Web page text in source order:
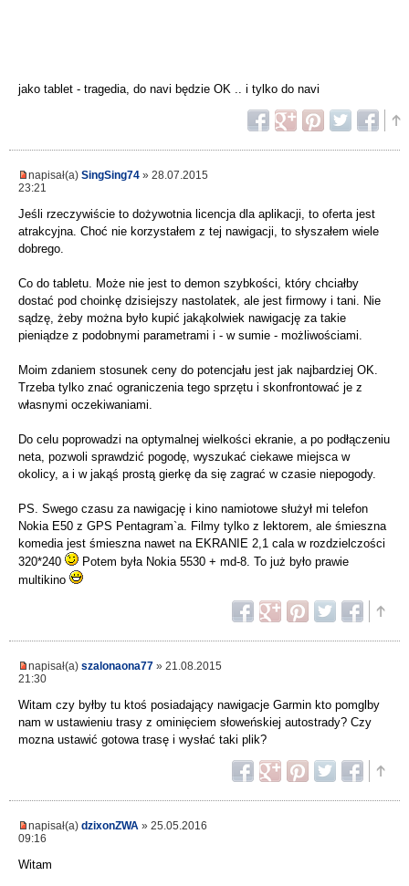
jako tablet - tragedia, do navi będzie OK .. i tylko do navi
napisał(a) SingSing74 » 28.07.2015
23:21
Jeśli rzeczywiście to dożywotnia licencja dla aplikacji, to oferta jest
atrakcyjna. Choć nie korzystałem z tej nawigacji, to słyszałem wiele
dobrego.
Co do tabletu. Może nie jest to demon szybkości, który chciałby
dostać pod choinkę dzisiejszy nastolatek, ale jest firmowy i tani. Nie
sądzę, żeby można było kupić jakąkolwiek nawigację za takie
pieniądze z podobnymi parametrami i - w sumie - możliwościami.
Moim zdaniem stosunek ceny do potencjału jest jak najbardziej OK.
Trzeba tylko znać ograniczenia tego sprzętu i skonfrontować je z
własnymi oczekiwaniami.
Do celu poprowadzi na optymalnej wielkości ekranie, a po podłączeniu
neta, pozwoli sprawdzić pogodę, wyszukać ciekawe miejsca w
okolicy, a i w jakąś prostą gierkę da się zagrać w czasie niepogody.
PS. Swego czasu za nawigację i kino namiotowe służył mi telefon
Nokia E50 z GPS Pentagram`a. Filmy tylko z lektorem, ale śmieszna
komedia jest śmieszna nawet na EKRANIE 2,1 cala w rozdzielczości
320*240
Potem była Nokia 5530 + md-8. To już było prawie
multikino
napisał(a) szalonaona77 » 21.08.2015
21:30
Witam czy byłby tu ktoś posiadający nawigacje Garmin kto pomglby
nam w ustawieniu trasy z ominięciem słoweńskiej autostrady? Czy
mozna ustawić gotowa trasę i wysłać taki plik?
napisał(a) dzixonZWA » 25.05.2016
09:16
Witam